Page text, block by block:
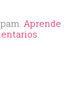
Aprende